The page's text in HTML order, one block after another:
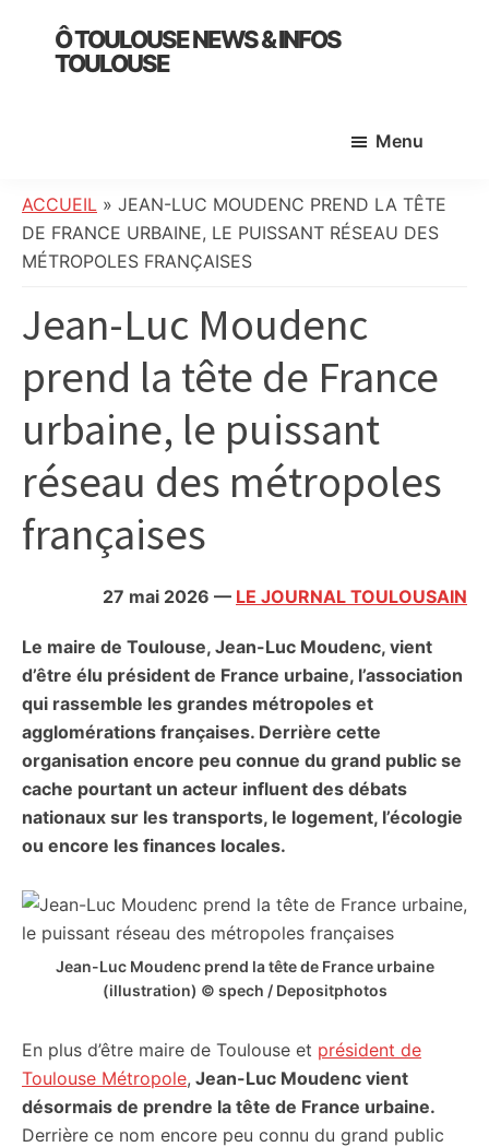
primary
Ô TOULOUSE NEWS & INFOS
TOULOUSE
:
info
locale,
culture,
politique,
météo,
divers
et
initiatives
citoyennes
Menu
ACCUEIL » JEAN-LUC MOUDENC PREND LA TÊTE
DE FRANCE URBAINE, LE PUISSANT RÉSEAU DES
MÉTROPOLES FRANÇAISES
Jean-Luc Moudenc
prend la tête de France
urbaine, le puissant
réseau des métropoles
françaises
27 mai 2026 — LE JOURNAL TOULOUSAIN
Le maire de Toulouse, Jean-Luc Moudenc, vient
d’être élu président de France urbaine, l’association
qui rassemble les grandes métropoles et
agglomérations françaises. Derrière cette
organisation encore peu connue du grand public se
cache pourtant un acteur influent des débats
nationaux sur les transports, le logement, l’écologie
ou encore les finances locales.
Jean-Luc Moudenc prend la tête de France urbaine
(illustration) © spech / Depositphotos
En plus d’être maire de Toulouse et président de
Toulouse Métropole, Jean-Luc Moudenc vient
désormais de prendre la tête de France urbaine.
Derrière ce nom encore peu connu du grand public